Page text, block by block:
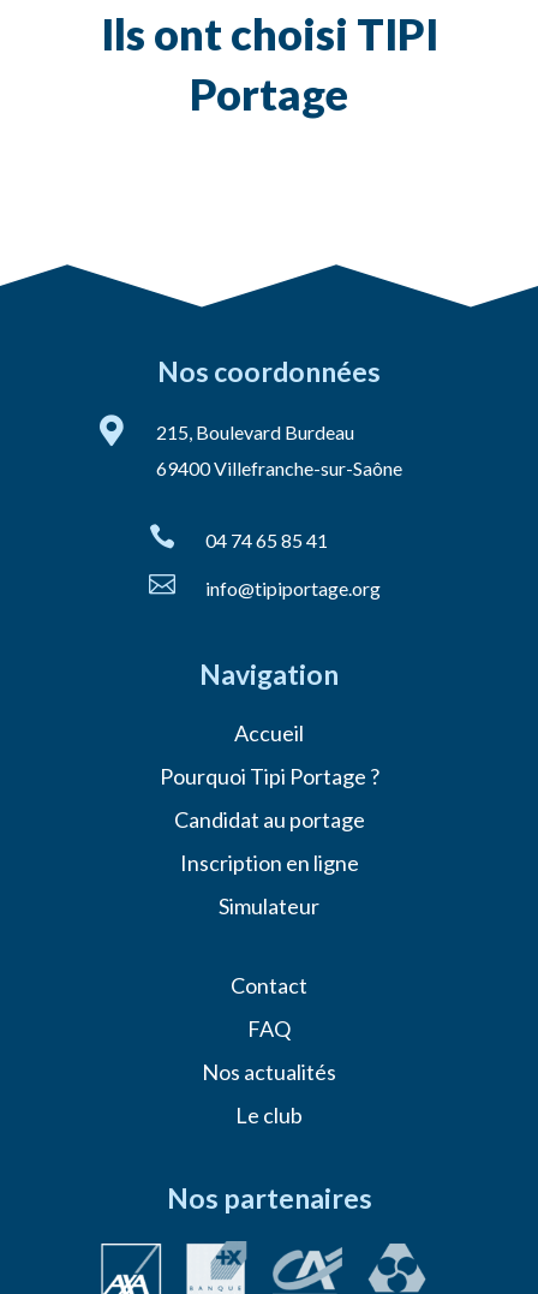
Ils ont choisi TIPI
Portage
Nos coordonnées

215, Boulevard Burdeau
69400 Villefranche-sur-Saône
 04 74 65 85 41
 info@tipiportage.org
Navigation
Accueil
Pourquoi Tipi Portage ?
Candidat au portage
Inscription en ligne
Simulateur
Contact
FAQ
Nos actualités
Le club
Nos partenaires